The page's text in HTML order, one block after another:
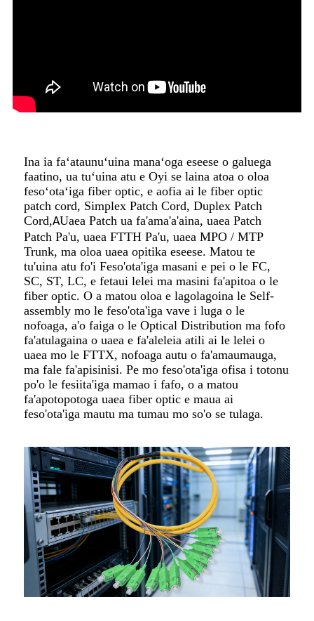
Ina ia faʻataunuʻuina manaʻoga eseese o galuega
faatino, ua tuʻuina atu e Oyi se laina atoa o oloa
fesoʻotaʻiga fiber optic, e aofia ai le fiber optic
patch cord, Simplex Patch Cord, Duplex Patch
Cord,AUaea Patch ua fa'ama'a'aina, uaea Patch
Patch Pa'u, uaea FTTH Pa'u, uaea MPO / MTP
Trunk, ma oloa uaea opitika eseese. Matou te
tu'uina atu fo'i Feso'ota'iga masani e pei o le FC,
SC, ST, LC, e fetaui lelei ma masini fa'apitoa o le
fiber optic. O a matou oloa e lagolagoina le Self-
assembly mo le feso'ota'iga vave i luga o le
nofoaga, a'o faiga o le Optical Distribution ma fofo
fa'atulagaina o uaea e fa'aleleia atili ai le lelei o
uaea mo le FTTX, nofoaga autu o fa'amaumauga,
ma fale fa'apisinisi. Pe mo feso'ota'iga ofisa i totonu
po'o le fesiita'iga mamao i fafo, o a matou
fa'apotopotoga uaea fiber optic e maua ai
feso'ota'iga mautu ma tumau mo so'o se tulaga.